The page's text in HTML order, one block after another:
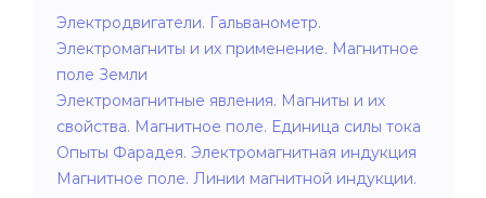
Электродвигатели. Гальванометр.
Электромагниты и их применение. Магнитное
поле Земли
Электромагнитные явления. Магниты и их
свойства. Магнитное поле. Единица силы тока
Опыты Фарадея. Электромагнитная индукция
Магнитное поле. Линии магнитной индукции.